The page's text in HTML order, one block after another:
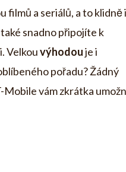
filmů a seriálů, a to klidně i
snadno připojíte k
Velkouvýhodouje i
pořadu? Žádný
Mobile vám zkrátka